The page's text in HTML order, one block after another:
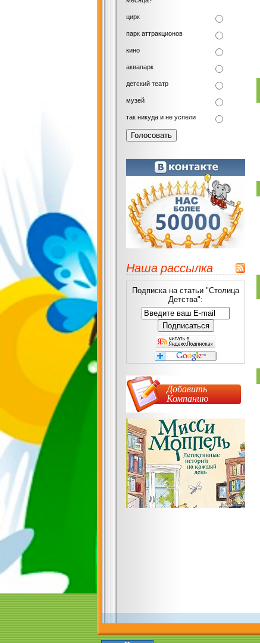
цирк
парк аттракционов
кино
аквапарк
детский театр
музей
так никуда и не успели
Наша рассылка
Подписка на статьи "Столица
Детства":
Добавить
Компанию